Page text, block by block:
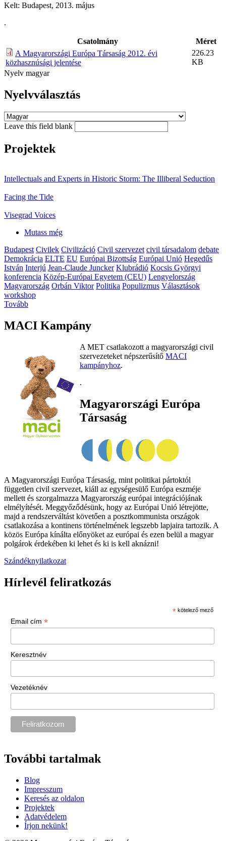
Kelt: Budapest, 2013. május
.
Csatolmány
Méret
A Magyarországi Európa Társaság 2012. évi
közhasznúsági jelentése
226.23
KB
Nyelv magyar
Nyelvválasztás
Leave this field blank
Projektek
Intellectuals and Experts in Historic Storm: The Illiberal Seduction
Facing the Tide
Visegrad Voices
Mutass még
Budapest Civilek Civilizáció Civil szervezet civil társadalom debate
Demokrácia ELTE EU Európai Bizottság Európai Unió Hegedűs
István Interjú Jean-Claude Juncker Klubrádió Kocsis Györgyi
konferencia Közép-Európai Egyetem (CEU) Lengyelország
Magyarország Orbán Viktor Politika Populizmus Választások
workshop
Tovább
MACI Kampány
A MET csatlakozott a magyarországi civil
szervezeteket népszerűsítő MACI
kampányhoz.
.
Magyarországi Európa
Társaság
A Magyarországi Európa Társaság, mint politikai pártoktól
független civil szervezet, kiáll az egységesülő Európa eszméje
mellett és szorgalmazza Magyarország európai integrációjának
elmélyítését. Meggyőződésünk, hogy az Európai Unió létrejötte,
majd a rendszerváltást követően a posztkommunista országok
csatlakozása a kontinens történelmének legszebb lapjaira tartozik. A
közös Európa kínálta előnyöket az európai és ezen belül a magyar
polgárok érdekében ki lehet és ki is kell aknázni!
Szándéknyilatkozat
Hírlevél feliratkozás
* kötelező mező
Email cím *
Keresztnév
Vezetéknév
További tartalmak
Blog
Impresszum
Keresés az oldalon
Projektek
Adatvédelem
Írjon nekünk!